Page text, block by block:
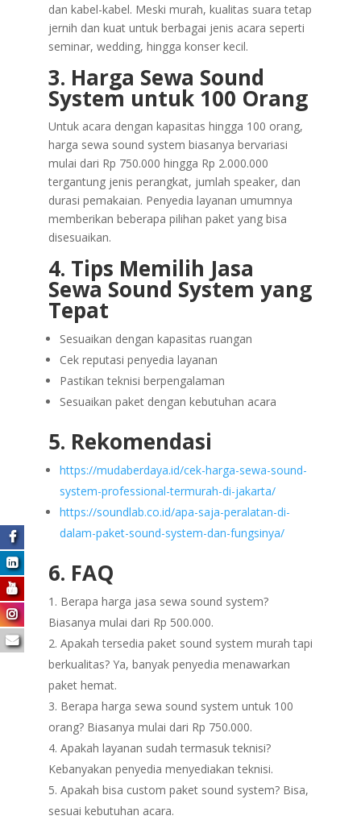
dan kabel-kabel. Meski murah, kualitas suara tetap
jernih dan kuat untuk berbagai jenis acara seperti
seminar, wedding, hingga konser kecil.
3. Harga Sewa Sound
System untuk 100 Orang
Untuk acara dengan kapasitas hingga 100 orang,
harga sewa sound system biasanya bervariasi
mulai dari Rp 750.000 hingga Rp 2.000.000
tergantung jenis perangkat, jumlah speaker, dan
durasi pemakaian. Penyedia layanan umumnya
memberikan beberapa pilihan paket yang bisa
disesuaikan.
4. Tips Memilih Jasa
Sewa Sound System yang
Tepat
Sesuaikan dengan kapasitas ruangan
Cek reputasi penyedia layanan
Pastikan teknisi berpengalaman
Sesuaikan paket dengan kebutuhan acara
5. Rekomendasi
https://mudaberdaya.id/cek-harga-sewa-sound-
system-professional-termurah-di-jakarta/
https://soundlab.co.id/apa-saja-peralatan-di-
dalam-paket-sound-system-dan-fungsinya/
6. FAQ
Berapa harga jasa sewa sound system?
Biasanya mulai dari Rp 500.000.
Apakah tersedia paket sound system murah tapi
berkualitas? Ya, banyak penyedia menawarkan
paket hemat.
Berapa harga sewa sound system untuk 100
orang? Biasanya mulai dari Rp 750.000.
Apakah layanan sudah termasuk teknisi?
Kebanyakan penyedia menyediakan teknisi.
Apakah bisa custom paket sound system? Bisa,
sesuai kebutuhan acara.